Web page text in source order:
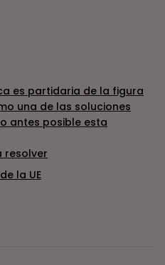
es partidaria de la figura
una de las soluciones
antes posible esta
resolver
la UE